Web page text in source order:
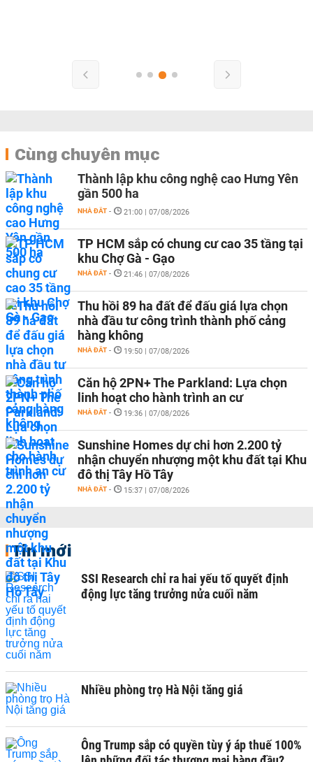
Cùng chuyên mục
Thành lập khu công nghệ cao Hưng Yên
gần 500 ha
NHÀ ĐẤT - 21:00 | 07/08/2026
TP HCM sắp có chung cư cao 35 tầng tại
khu Chợ Gà - Gạo
NHÀ ĐẤT - 21:46 | 07/08/2026
Thu hồi 89 ha đất để đấu giá lựa chọn
nhà đầu tư công trình thành phố cảng
hàng không
NHÀ ĐẤT - 19:50 | 07/08/2026
Căn hộ 2PN+ The Parkland: Lựa chọn
linh hoạt cho hành trình an cư
NHÀ ĐẤT - 19:36 | 07/08/2026
Sunshine Homes dự chi hơn 2.200 tỷ
nhận chuyển nhượng một khu đất tại Khu
đô thị Tây Hồ Tây
NHÀ ĐẤT - 15:37 | 07/08/2026
Tin mới
SSI Research chỉ ra hai yếu tố quyết định
động lực tăng trưởng nửa cuối năm
Nhiều phòng trọ Hà Nội tăng giá
Ông Trump sắp có quyền tùy ý áp thuế 100%